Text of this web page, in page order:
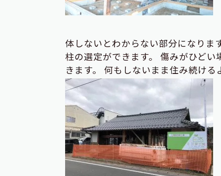
体しないとわからない部分になりま
柱の選定ができます。 傷みがひど
きます。 何もしないまま住み続け